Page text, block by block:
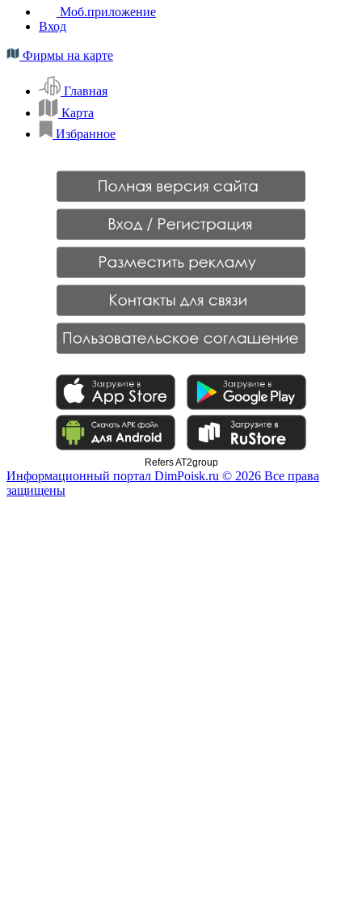
Моб.приложение
Вход
Фирмы на карте
Главная
Карта
Избранное
Refers AT2group
Информационный портал DimPoisk.ru © 2026 Все права
защищены